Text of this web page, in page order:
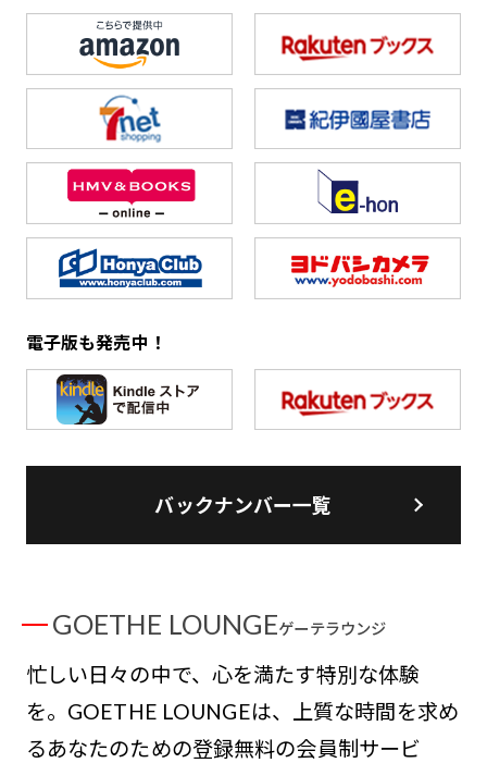
電子版も発売中！
バックナンバー一覧
GOETHE LOUNGEゲーテラウンジ
忙しい日々の中で、心を満たす特別な体験
を。GOETHE LOUNGEは、上質な時間を求め
るあなたのための登録無料の会員制サービ